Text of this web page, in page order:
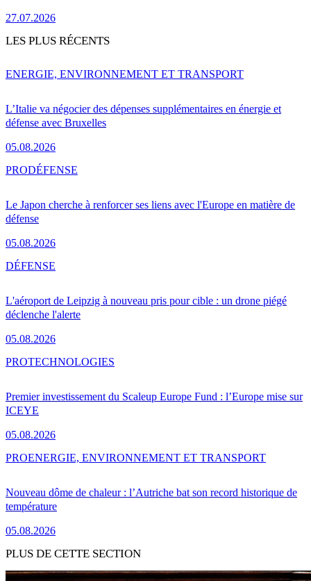
27.07.2026
LES PLUS RÉCENTS
L’Italie va négocier des dépenses supplémentaires en énergie et
défense avec Bruxelles
05.08.2026
ENERGIE, ENVIRONNEMENT ET TRANSPORT
Le Japon cherche à renforcer ses liens avec l'Europe en matière de
défense
05.08.2026
PRODÉFENSE
L'aéroport de Leipzig à nouveau pris pour cible : un drone piégé
déclenche l'alerte
05.08.2026
DÉFENSE
Premier investissement du Scaleup Europe Fund : l’Europe mise sur
ICEYE
05.08.2026
PROTECHNOLOGIES
Nouveau dôme de chaleur : l’Autriche bat son record historique de
température
05.08.2026
PROENERGIE, ENVIRONNEMENT ET TRANSPORT
PLUS DE CETTE SECTION